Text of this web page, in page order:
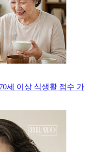
세 이상 식생활 점수 가